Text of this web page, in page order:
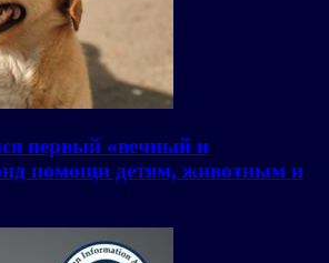
первый «вечный и
помощи детям, животным и